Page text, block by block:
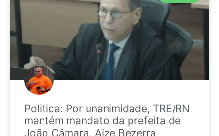
Politica: Por unanimidade, TRE/RN
mantém mandato da prefeita de
João Câmara, Aize Bezerra